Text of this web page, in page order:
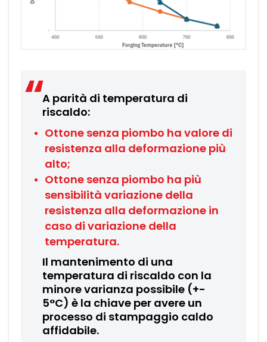
A parità di temperatura di
riscaldo:
Ottone senza piombo ha valore di
resistenza alla deformazione più
alto;
Ottone senza piombo ha più
sensibilità variazione della
resistenza alla deformazione in
caso di variazione della
temperatura.
Il mantenimento di una
temperatura di riscaldo con la
minore varianza possibile (+-
5°C) è la chiave per avere un
processo di stampaggio caldo
affidabile.